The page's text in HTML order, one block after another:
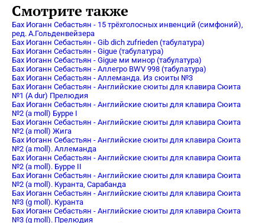
Смотрите также
Бах Иоганн Себастьян - 15 трёхголосных инвенций (симфоний),
ред. А.Гольденвейзера
Бах Иоганн Себастьян - Gib dich zufrieden (табулатура)
Бах Иоганн Себастьян - Gigue (табулатура)
Бах Иоганн Себастьян - Gigue ми минор (табулатура)
Бах Иоганн Себастьян - Аллегро BWV 998 (табулатура)
Бах Иоганн Себастьян - Аллеманда. Из сюиты №3
Бах Иоганн Себастьян - Английские сюиты для клавира Сюита
№1 (A dur) Прелюдия
Бах Иоганн Себастьян - Английские сюиты для клавира Сюита
№2 (a moll) Бурре I
Бах Иоганн Себастьян - Английские сюиты для клавира Сюита
№2 (a moll) Жига
Бах Иоганн Себастьян - Английские сюиты для клавира Сюита
№2 (a moll). Аллеманда
Бах Иоганн Себастьян - Английские сюиты для клавира Сюита
№2 (a moll). Бурре II
Бах Иоганн Себастьян - Английские сюиты для клавира Сюита
№2 (a moll). Куранта, Сарабанда
Бах Иоганн Себастьян - Английские сюиты для клавира Сюита
№3 (g moll). Куранта
Бах Иоганн Себастьян - Английские сюиты для клавира Сюита
№3 (g moll). Прелюдия